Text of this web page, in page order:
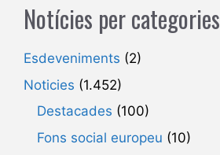
Notícies per categories
Esdeveniments (2)
Noticies (1.452)
Destacades (100)
Fons social europeu (10)